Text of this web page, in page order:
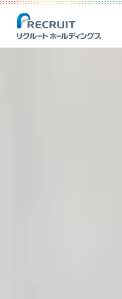
Recruit Holdings